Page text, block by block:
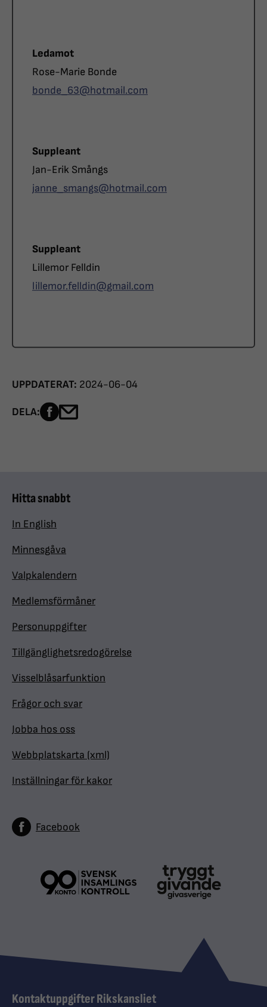
Roll
Ledamot
Namn
Rose-Marie Bonde
E-post
bonde_63@hotmail.com
Roll
Suppleant
Namn
Jan-Erik Smångs
E-post
janne_smangs@hotmail.com
Roll
Suppleant
Namn
Lillemor Felldin
E-post
lillemor.felldin@gmail.com
UPPDATERAT: 2024-06-04
DELA: Dela sidan på Facebook
Hitta snabbt
In English
Minnesgåva
Valpkalendern
Medlemsförmåner
Personuppgifter
Tillgänglighetsredogörelse
Visselblåsarfunktion
Frågor och svar
Jobba hos oss
Webbplatskarta (xml)
Inställningar för kakor
Facebook
Kontaktuppgifter Rikskansliet